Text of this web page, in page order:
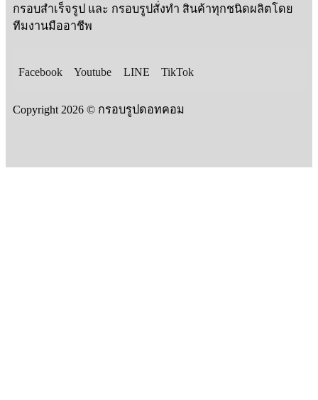
กรอบสำเร็จรูป และ กรอบรูปสั่งทำ สินค้าทุกชนิดผลิตโดย
ทีมงานมืออาชีพ
Facebook Youtube LINE TikTok
Copyright 2026 © กรอบรูปดอทคอม